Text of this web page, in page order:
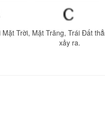
Trời, Mặt Trăng, Trái Đất
xảy ra.